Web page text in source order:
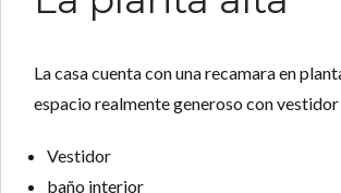
La casa cuenta con una recamara en
espacio realmente generoso con vestidor
Vestidor
baño interior